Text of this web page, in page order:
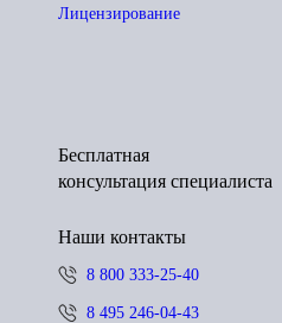
Лицензирование
Бесплатная
консультация специалиста
Наши контакты
8 800 333-25-40
8 495 246-04-43